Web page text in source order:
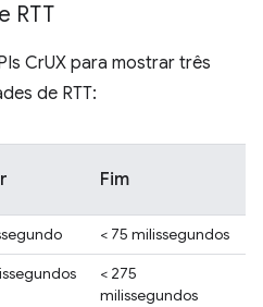
RTT
CrUX para mostrar três
de RTT:
Fim
< 75 milissegundos
< 275
milissegundos